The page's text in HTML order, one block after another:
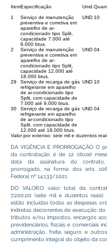
ItemEspecificação Unid.
1
Serviço de manutenção
preventiva e corretiva em
aparelho de ar-
condicionado tipo Split,
capacidade 7.000 até
9.000 btus.
UND 10
2
Serviço de manutenção
preventiva e corretiva em
aparelho de ar-
condicionado tipo Split,
capacidade 12.000 até
18.000 btus.
UND 04
29
Serviço de recarga de gás
refrigerante em aparelho
de ar-condicionado tipo
Split, com capacidade de
7.000 até 9.000 btus.
UND 10
30
Serviço de recarga de gás
refrigerante em aparelho
de ar-condicionado tipo
Split, com capacidade de
12.000 até 18.000 btus.
UND 04
Valor por extenso: sete mil e duzentos
DA VIGÊNCIA E PRORROGAÇÃO: O
da contratação é de 12 (doze)
data da assinatura do
prorrogado, na forma dos arts.
Federal nº 14.133/2021.
DO VALOR:O valor total da
7.200,00 (sete mil e duzentos
estão incluídas todas as despesas
indiretas decorrentes de execução do
tributos e/ou impostos, encargos
previdenciários, fiscais e comerciais
administração, frete, seguro e
cumprimento integral do objeto da